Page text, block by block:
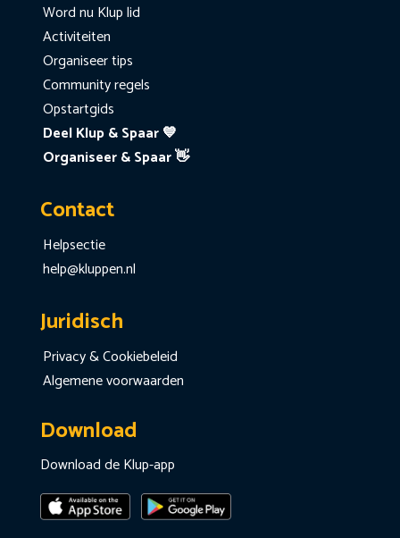
Word nu Klup lid
Activiteiten
Organiseer tips
Community regels
Opstartgids
Deel Klup & Spaar 💙
Organiseer & Spaar 👋
Contact
Helpsectie
help@kluppen.nl
Juridisch
Privacy & Cookiebeleid
Algemene voorwaarden
Download
Download de Klup-app